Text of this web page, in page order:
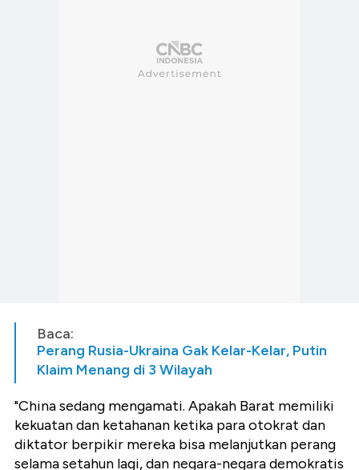
Baca:
Perang Rusia-Ukraina Gak Kelar-Kelar, Putin
Klaim Menang di 3 Wilayah
"China sedang mengamati. Apakah Barat memiliki
kekuatan dan ketahanan ketika para otokrat dan
diktator berpikir mereka bisa melanjutkan perang
selama setahun lagi, dan negara-negara demokratis